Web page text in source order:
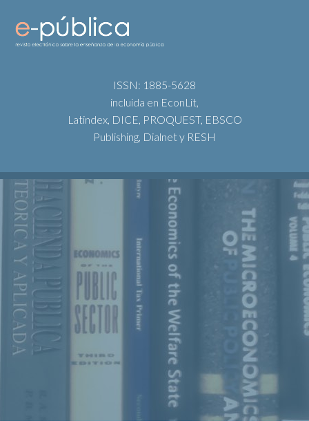
ISSN: 1885-5628
incluida en EconLit,
Latindex, DICE, PROQUEST, EBSCO
Publishing, Dialnet y RESH